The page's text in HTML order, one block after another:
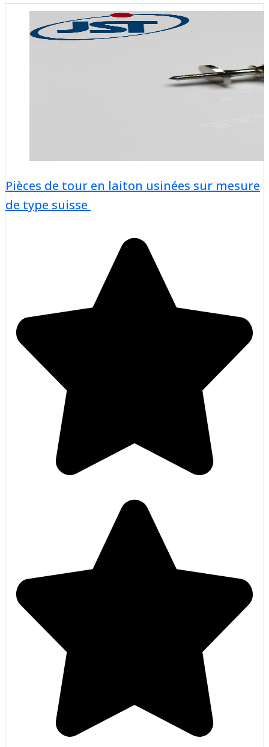
Pièces de tour en laiton usinées sur mesure
de type suisse